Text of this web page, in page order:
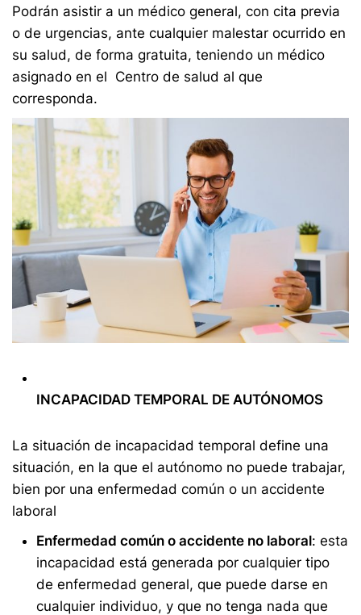
Podrán asistir a un médico general, con cita previa
o de urgencias, ante cualquier malestar ocurrido en
su salud, de forma gratuita, teniendo un médico
asignado en el Centro de salud al que
corresponda.
INCAPACIDAD TEMPORAL DE AUTÓNOMOS
La situación de incapacidad temporal define una
situación, en la que el autónomo no puede trabajar,
bien por una enfermedad común o un accidente
laboral
Enfermedad común o accidente no laboral: esta
incapacidad está generada por cualquier tipo
de enfermedad general, que puede darse en
cualquier individuo, y que no tenga nada que